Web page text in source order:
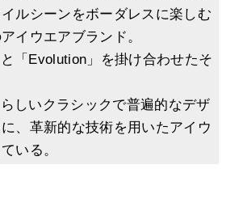
ルシーンをボーダレスに楽しむ
イウエアブランド。
と「Evolution」を掛け合わせたそ
らしいクラシックで普遍的なデザ
、革新的な技術を用いたアイウ
いる。